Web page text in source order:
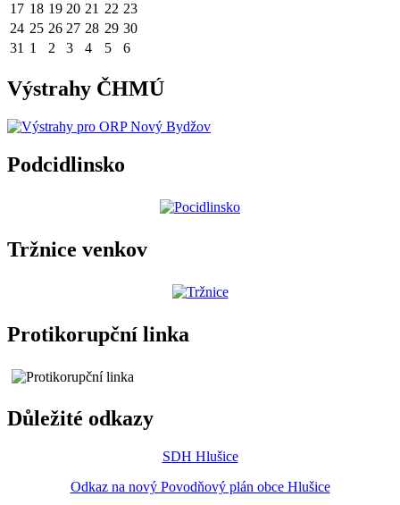
17 18 19 20 21 22 23
24 25 26 27 28 29 30
31 1 2 3 4 5 6
Výstrahy ČHMÚ
Podcidlinsko
Tržnice venkov
Protikorupční linka
Důležité odkazy
SDH Hlušice
Odkaz na nový Povodňový plán obce Hlušice